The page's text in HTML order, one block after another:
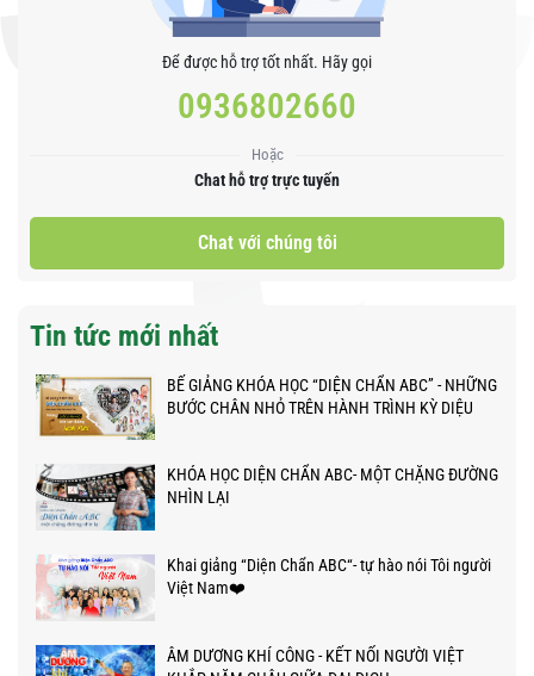
Để được hỗ trợ tốt nhất. Hãy gọi
0936802660
Hoặc
Chat hỗ trợ trực tuyến
Chat với chúng tôi
Tin tức mới nhất
BẾ GIẢNG KHÓA HỌC “DIỆN CHẨN ABC” - NHỮNG
BƯỚC CHÂN NHỎ TRÊN HÀNH TRÌNH KỲ DIỆU
KHÓA HỌC DIỆN CHẨN ABC- MỘT CHẶNG ĐƯỜNG
NHÌN LẠI
Khai giảng “Diện Chẩn ABC“- tự hào nói Tôi người
Việt Nam❤️
ÂM DƯƠNG KHÍ CÔNG - KẾT NỐI NGƯỜI VIỆT